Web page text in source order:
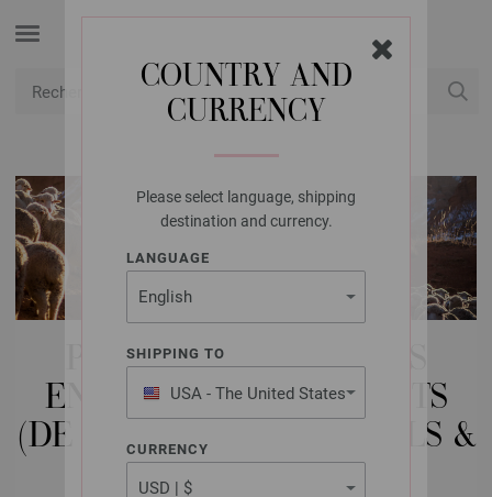
COUNTRY AND
CURRENCY
Please select language, shipping
destination and currency.
LANGUAGE
SHIPPING TO
USA - The United States
of America
CURRENCY
PAQUETS DE MODÈLES
ENFANTS | ADOLESCENTS
(DE LA TAILLE 154) | PULLS &
PONCHOS